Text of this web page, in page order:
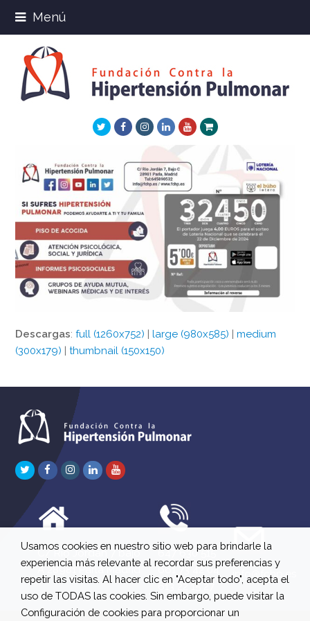
Menú
TwitterFacebookInstagram
LinkedInYoutube
Xing
Descargas:full (1260x752) |large (980x585) |medium
(300x179) |thumbnail (150x150)
TwitterFacebook
Instagram
LinkedInYoutube
C/ Río Jordán 7 bajo
A 28981 Parla Madrid
647 630 515
661 73 42 04
613 22 15 27
info@fchp.es
Usamos cookies en nuestro sitio web para brindarle la
experiencia más relevante al recordar sus preferencias y
repetir las visitas. Al hacer clic en "Aceptar todo", acepta el
uso de TODAS las cookies. Sin embargo, puede visitar la
Configuración de cookies para proporcionar un